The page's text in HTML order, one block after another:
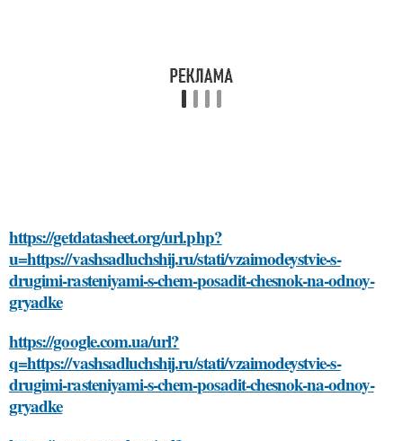
https://getdatasheet.org/url.php?
u=https://vashsadluchshij.ru/stati/vzaimodeystvie-s-
drugimi-rasteniyami-s-chem-posadit-chesnok-na-odnoy-
gryadke
https://google.com.ua/url?
q=https://vashsadluchshij.ru/stati/vzaimodeystvie-s-
drugimi-rasteniyami-s-chem-posadit-chesnok-na-odnoy-
gryadke